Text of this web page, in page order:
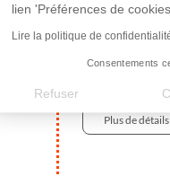
lien 'Préférences de
Lire la politique de
Consentements
Refuser
Axeptio consent
Plateforme de Gestion du
Notre plateforme vous
Plus de détails